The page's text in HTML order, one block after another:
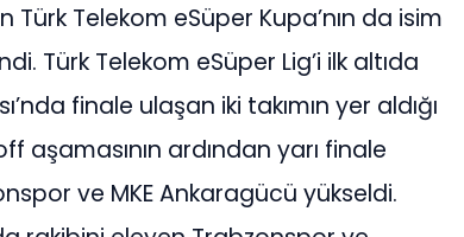
Türk Telekom eSüper Kupa’nın da isim
Türk Telekom eSüper Lig’i ilk altıda
finale ulaşan iki takımın yer aldığı
aşamasının ardından yarı finale
ve MKE Ankaragücü yükseldi.